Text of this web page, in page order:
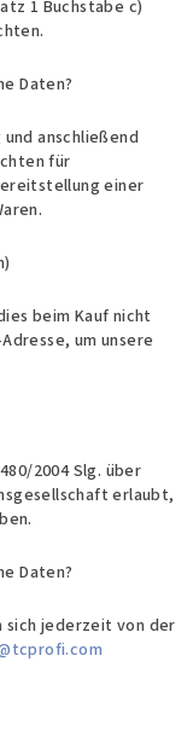
1 Buchstabe c)
Daten?
anschließend
für
einer
beim Kauf nicht
um unsere
2004 Slg. über
erlaubt,
Daten?
sich jederzeit von der